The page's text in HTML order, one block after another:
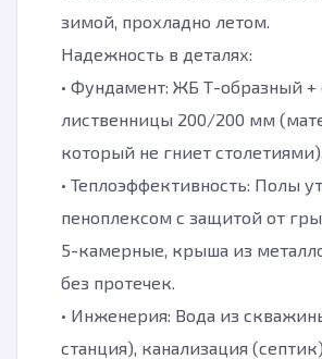
зимой, прохладно летом.
Надежность в деталях:
• Фундамент: ЖБ Т-образный +
лиственницы 200/200 мм
который не гниет столетиями).
• Теплоэффективность: Полы
пеноплексом с защитой от
5-камерные, крыша из
без протечек.
• Инженерия: Вода из
станция), канализация